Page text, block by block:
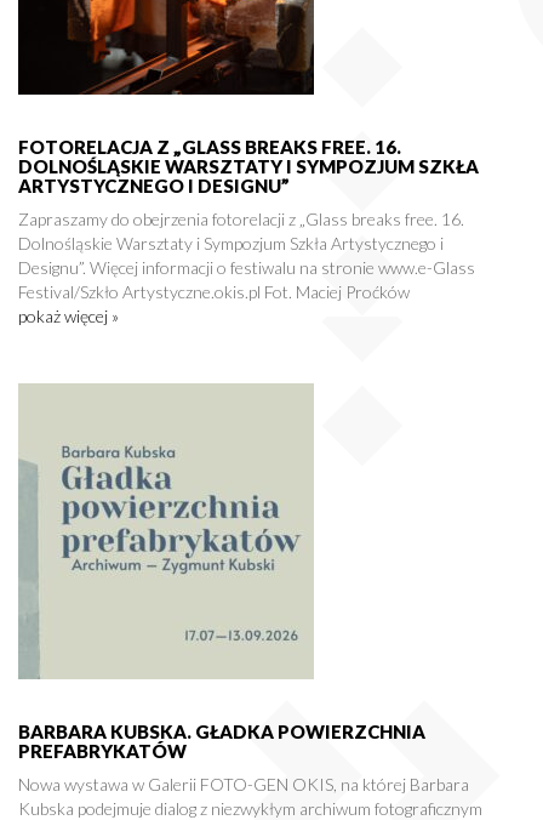
FOTORELACJA Z „GLASS BREAKS FREE. 16.
DOLNOŚLĄSKIE WARSZTATY I SYMPOZJUM SZKŁA
ARTYSTYCZNEGO I DESIGNU”
Zapraszamy do obejrzenia fotorelacji z „Glass breaks free. 16.
Dolnośląskie Warsztaty i Sympozjum Szkła Artystycznego i
Designu”. Więcej informacji o festiwalu na stronie www.e-Glass
Festival/Szkło Artystyczne.okis.pl Fot. Maciej Proćków
pokaż więcej »
BARBARA KUBSKA. GŁADKA POWIERZCHNIA
PREFABRYKATÓW
Nowa wystawa w Galerii FOTO-GEN OKIS, na której Barbara
Kubska podejmuje dialog z niezwykłym archiwum fotograficznym